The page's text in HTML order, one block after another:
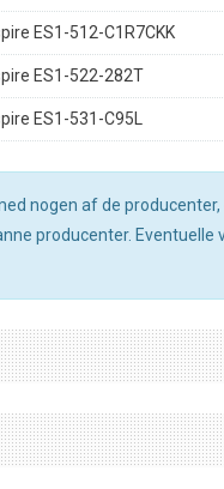
ES1-512-C1R7CKK
ES1-522-282T
ES1-531-C95L
nogen af de
producenter.